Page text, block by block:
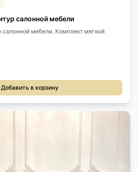
салонной мебели
салонной мебели. Комплект мягкой
Добавить в корзину